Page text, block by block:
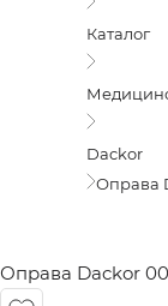
Каталог
Dackor
Оправа
Оправа Dackor